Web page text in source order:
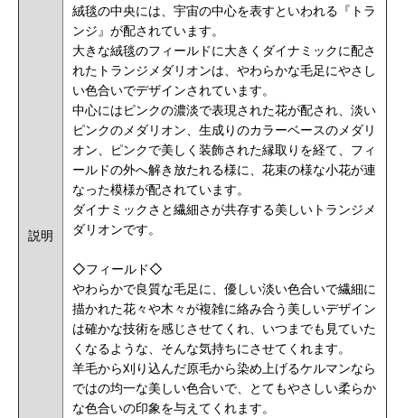
説明
絨毯の中央には、宇宙の中心を表すといわれる『トラ
ンジ』が配されています。
大きな絨毯のフィールドに大きくダイナミックに配さ
れたトランジメダリオンは、やわらかな毛足にやさし
い色合いでデザインされています。
中心にはピンクの濃淡で表現された花が配され、淡い
ピンクのメダリオン、生成りのカラーベースのメダリ
オン、ピンクで美しく装飾された縁取りを経て、フィ
ールドの外へ解き放たれる様に、花束の様な小花が連
なった模様が配されています。
ダイナミックさと繊細さが共存する美しいトランジメ
ダリオンです。
◇フィールド◇
やわらかで良質な毛足に、優しい淡い色合いで繊細に
描かれた花々や木々が複雑に絡み合う美しいデザイン
は確かな技術を感じさせてくれ、いつまでも見ていた
くなるような、そんな気持ちにさせてくれます。
羊毛から刈り込んだ原毛から染め上げるケルマンなら
ではの均一な美しい色合いで、とてもやさしい柔らか
な色合いの印象を与えてくれます。